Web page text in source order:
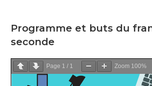
Programme et buts du
seconde
Page 1 / 1 Zoom 100%